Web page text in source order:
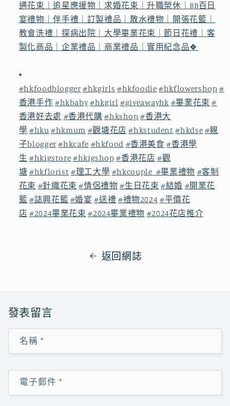
通花束｜追星應援物｜求婚花束｜升職榮休｜BB百日
宴禮物｜伴手禮｜訂製禮品｜散水禮物｜開張花籃｜
教會洗禮｜探病出院｜大學畢業花束｜節日花禮｜客
製化商品｜企業禮品｜商業禮品｜實用紀念品🍀
#hkfoodblogger #hkgirls #hkfoodie #hkflowershop #
香港手作 #hkbaby#hkgirl #giveawayhk #畢業花束 #
香港好去處 #香港代購 #hkshop #香港大
學 #hku #hkmum #觀塘花店 #hkstudent #hkdse #親
子blogger #hkcafe #hkfood #香港美食 #香港學
生 #hkigstore #hkigshop #香港花店 #觀
塘 #hkflorist #理工大學 #hkcouple #畢業禮物 #客制
花束 #針織花束 #情侶禮物 #生日花束 #結婚 #開業花
籃 #誌興花籃 #婚宴 #送禮 #禮物2024 #平價花
店 #2024畢業花束 #2024畢業禮物 #2024花店推介
返回網誌
發表留言
名稱 *
電子郵件 *